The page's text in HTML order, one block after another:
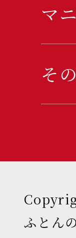
マ
そ
ふとん